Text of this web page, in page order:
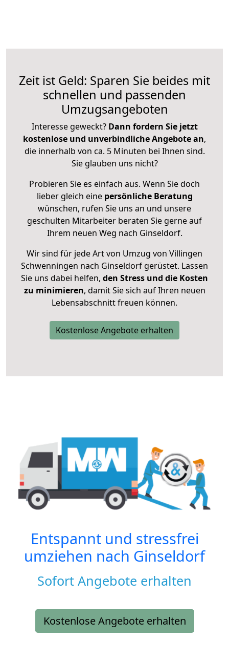
Zeit ist Geld: Sparen Sie beides mit
schnellen und passenden
Umzugsangeboten
Interesse geweckt? Dann fordern Sie jetzt
kostenlose und unverbindliche Angebote an,
die innerhalb von ca. 5 Minuten bei Ihnen sind.
Sie glauben uns nicht?
Probieren Sie es einfach aus. Wenn Sie doch
lieber gleich eine persönliche Beratung
wünschen, rufen Sie uns an und unsere
geschulten Mitarbeiter beraten Sie gerne auf
Ihrem neuen Weg nach Ginseldorf.
Wir sind für jede Art von Umzug von Villingen
Schwenningen nach Ginseldorf gerüstet. Lassen
Sie uns dabei helfen, den Stress und die Kosten
zu minimieren, damit Sie sich auf Ihren neuen
Lebensabschnitt freuen können.
Kostenlose Angebote erhalten
Entspannt und stressfrei
umziehen nach Ginseldorf
Sofort Angebote erhalten
Kostenlose Angebote erhalten